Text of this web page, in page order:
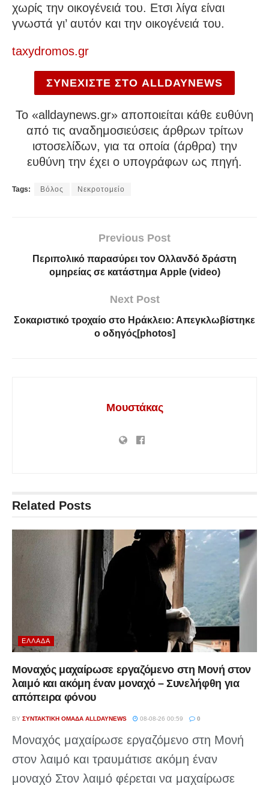
χωρίς την οικογένειά του. Ετσι λίγα είναι
γνωστά γι’ αυτόν και την οικογένειά του.
taxydromos.gr
ΣΥΝΕΧΙΣΤΕ ΣΤΟ ALLDAYNEWS
To «alldaynews.gr» αποποιείται κάθε ευθύνη
από τις αναδημοσιεύσεις άρθρων τρίτων
ιστοσελίδων, για τα οποία (άρθρα) την
ευθύνη την έχει ο υπογράφων ως πηγή.
Tags: Βόλος Νεκροτομείο
Previous Post
Περιπολικό παρασύρει τον Ολλανδό δράστη
ομηρείας σε κατάστημα Apple (video)
Next Post
Σοκαριστικό τροχαίο στο Ηράκλειο: Απεγκλωβίστηκε
ο οδηγός[photos]
Μουστάκας
Related Posts
ΕΛΛΆΔΑ
Μοναχός μαχαίρωσε εργαζόμενο στη Μονή στον
λαιμό και ακόμη έναν μοναχό – Συνελήφθη για
απόπειρα φόνου
BY ΣΥΝΤΑΚΤΙΚΉ ΟΜΆΔΑ ALLDAYNEWS 08-08-26 00:59 0
Μοναχός μαχαίρωσε εργαζόμενο στη Μονή
στον λαιμό και τραυμάτισε ακόμη έναν
μοναχό Στον λαιμό φέρεται να μαχαίρωσε